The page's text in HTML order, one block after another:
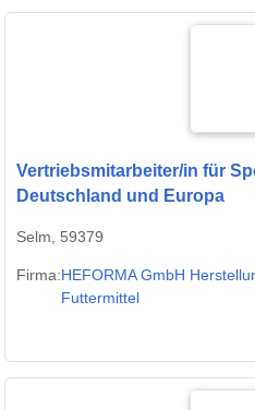
Vertriebsmitarbeiter/in für
Deutschland und Europa
Selm, 59379
Firma:HEFORMA GmbH
Futtermittel